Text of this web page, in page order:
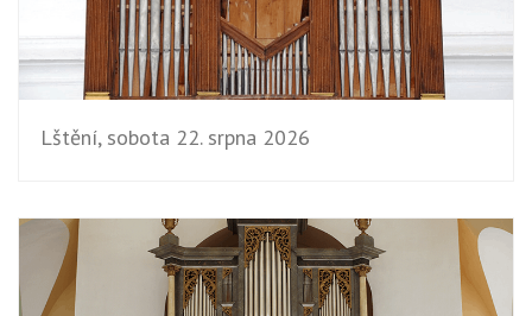
Lštění, sobota 22. srpna 2026